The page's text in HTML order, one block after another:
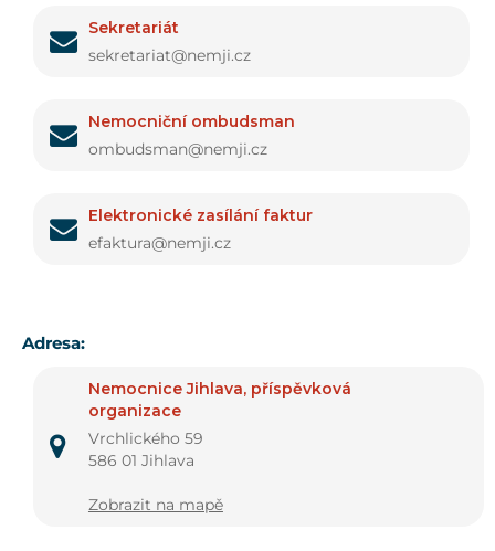
Sekretariát
sekretariat@nemji.cz
Nemocniční ombudsman
ombudsman@nemji.cz
Elektronické zasílání faktur
efaktura@nemji.cz
Adresa:
Nemocnice Jihlava, příspěvková
organizace
Vrchlického 59
586 01 Jihlava
Zobrazit na mapě